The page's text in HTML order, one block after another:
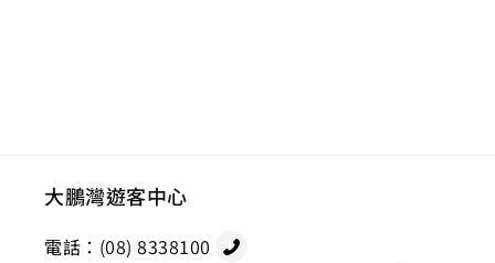
大鵬灣遊客中心
電話： (08) 8338100